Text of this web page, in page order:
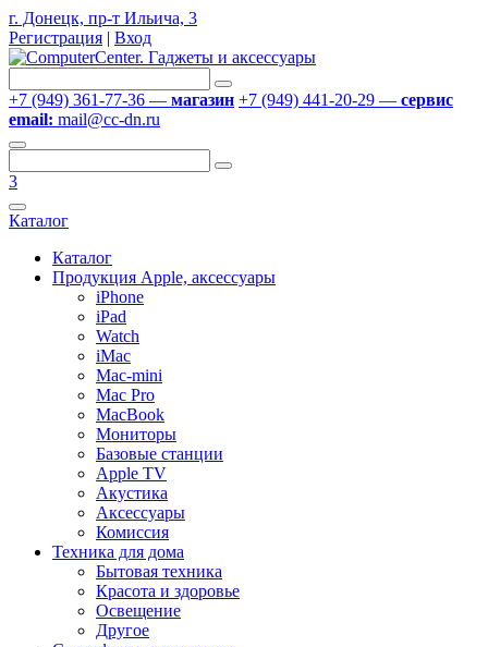
г. Донецк, пр-т Ильича, 3
Регистрация | Вход
+7 (949) 361-77-36 — магазин +7 (949) 441-20-29 — сервис
email: mail@cc-dn.ru
3
Каталог
Каталог
Продукция Apple, аксессуары
iPhone
iPad
Watch
iMac
Mac-mini
Mac Pro
MacBook
Мониторы
Базовые станции
Apple TV
Акустика
Аксессуары
Комиссия
Техника для дома
Бытовая техника
Красота и здоровье
Освещение
Другое